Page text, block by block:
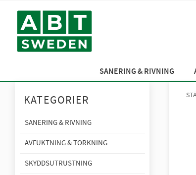
SANERING & RIVNING
KATEGORIER
SANERING & RIVNING
AVFUKTNING & TORKNING
SKYDDSUTRUSTNING